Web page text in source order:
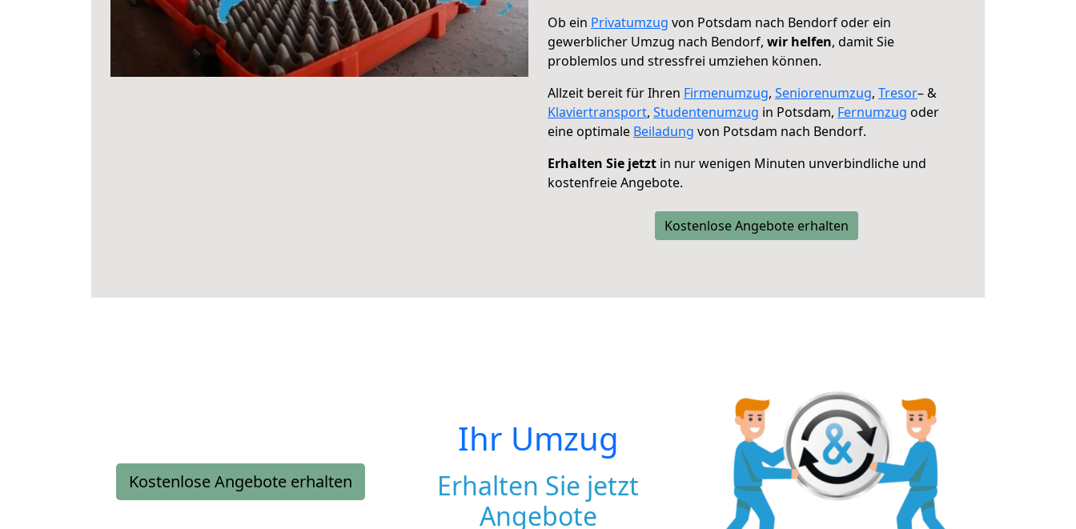
Ob ein Privatumzug von Potsdam nach Bendorf oder ein
gewerblicher Umzug nach Bendorf, wir helfen, damit Sie
problemlos und stressfrei umziehen können.
Allzeit bereit für Ihren Firmenumzug, Seniorenumzug, Tresor– &
Klaviertransport, Studentenumzug in Potsdam, Fernumzug oder
eine optimale Beiladung von Potsdam nach Bendorf.
Erhalten Sie jetzt in nur wenigen Minuten unverbindliche und
kostenfreie Angebote.
Kostenlose Angebote erhalten
Kostenlose Angebote erhalten
Ihr Umzug
Erhalten Sie jetzt
Angebote